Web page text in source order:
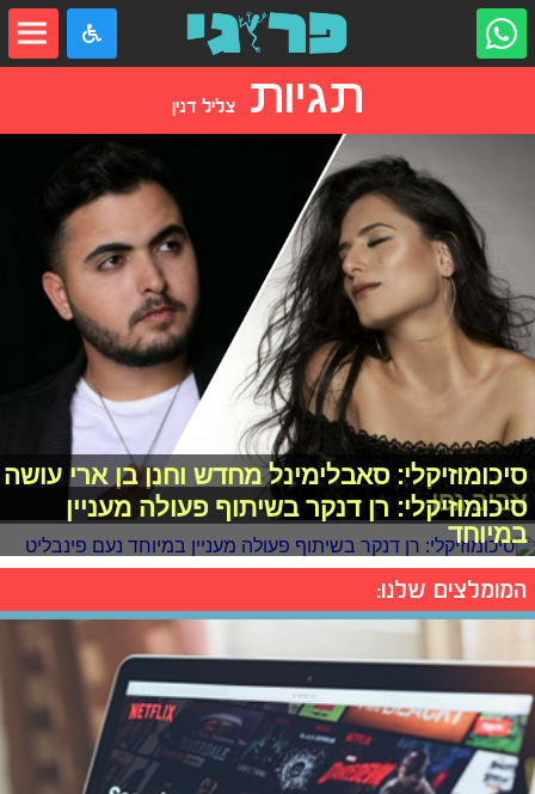
תגיותצליל דנין
סיכומוזיקלי: סאבלימינל מחדש וחנן בן ארי עושה
אביב גפן
סיכומוזיקלי: רן דנקר בשיתוף פעולה מעניין
במיוחד
המומלצים שלנו: